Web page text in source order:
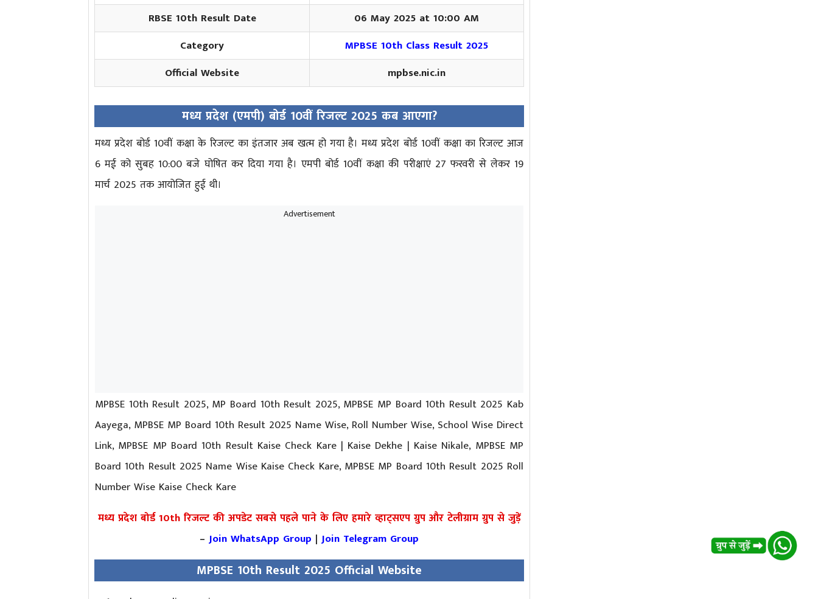
RBSE 10th Result Date
06 May 2025 at 10:00 AM
Category
MPBSE 10th Class Result 2025
Official Website
mpbse.nic.in
मध्य प्रदेश (एमपी) बोर्ड 10वीं रिजल्ट 2025 कब आएगा?
मध्य प्रदेश बोर्ड 10वीं कक्षा के रिजल्ट का इंतजार अब खत्म हो गया है। मध्य प्रदेश बोर्ड 10वीं कक्षा का रिजल्ट आज
6 मई को सुबह 10:00 बजे घोषित कर दिया गया है। एमपी बोर्ड 10वीं कक्षा की परीक्षाएं 27 फरवरी से लेकर 19
मार्च 2025 तक आयोजित हुई थी।
MPBSE 10th Result 2025, MP Board 10th Result 2025, MPBSE MP Board 10th Result 2025 Kab
Aayega, MPBSE MP Board 10th Result 2025 Name Wise, Roll Number Wise, School Wise Direct
Link, MPBSE MP Board 10th Result Kaise Check Kare | Kaise Dekhe | Kaise Nikale, MPBSE MP
Board 10th Result 2025 Name Wise Kaise Check Kare, MPBSE MP Board 10th Result 2025 Roll
Number Wise Kaise Check Kare
मध्य प्रदेश बोर्ड 10th रिजल्ट की अपडेट सबसे पहले पाने के लिए हमारे व्हाट्सएप ग्रुप और टेलीग्राम ग्रुप से जुड़ें
– Join WhatsApp Group | Join Telegram Group
MPBSE 10th Result 2025 Official Website